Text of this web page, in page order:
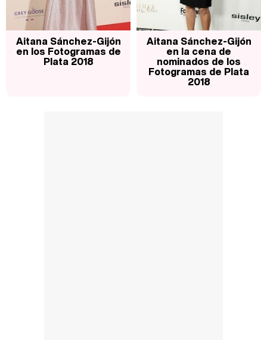
Aitana Sánchez-Gijón
en los Fotogramas de
Plata 2018
Aitana Sánchez-Gijón
en la cena de
nominados de los
Fotogramas de Plata
2018